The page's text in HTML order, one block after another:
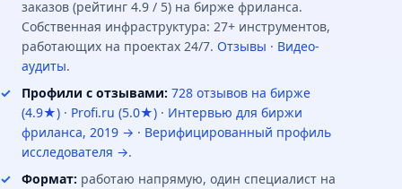
заказов (рейтинг 4.9 / 5) на бирже фриланса.
Собственная инфраструктура: 27+ инструментов,
работающих на проектах 24/7. Отзывы · Видео-
аудиты.
Профили с отзывами: 728 отзывов на бирже
(4.9★) · Profi.ru (5.0★) · Интервью для биржи
фриланса, 2019 → · Верифицированный профиль
исследователя →.
Формат: работаю напрямую, один специалист на